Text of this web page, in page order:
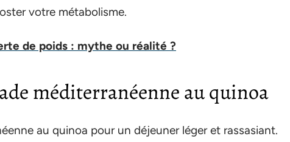
votre métabolisme.
de poids : mythe ou réalité ?
méditerranéenne au quinoa
au quinoa pour un déjeuner léger et rassasiant.